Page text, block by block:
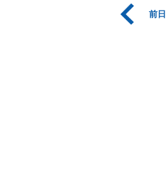
前日